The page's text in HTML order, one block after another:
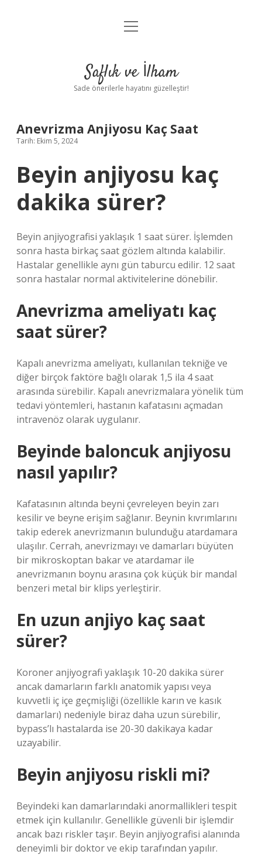
Anasayfa
Yasal Uyarı
menüyü
Saflık ve İlham
Sade önerilerle hayatını güzelleştir!
Anevrizma Anjiyosu Kaç Saat
Tarih: Ekim 5, 2024
Beyin anjiyosu kaç
dakika sürer?
Beyin anjiyografisi yaklaşık 1 saat sürer. İşlemden
sonra hasta birkaç saat gözlem altında kalabilir.
Hastalar genellikle aynı gün taburcu edilir. 12 saat
sonra hastalar normal aktivitelerine dönebilir.
Anevrizma ameliyatı kaç
saat sürer?
Kapalı anevrizma ameliyatı, kullanılan tekniğe ve
diğer birçok faktöre bağlı olarak 1,5 ila 4 saat
arasında sürebilir. Kapalı anevrizmalara yönelik tüm
tedavi yöntemleri, hastanın kafatasını açmadan
intravenöz olarak uygulanır.
Beyinde baloncuk anjiyosu
nasıl yapılır?
Kafatasının altında beyni çevreleyen beyin zarı
kesilir ve beyne erişim sağlanır. Beynin kıvrımlarını
takip ederek anevrizmanın bulunduğu atardamara
ulaşılır. Cerrah, anevrizmayı ve damarları büyüten
bir mikroskoptan bakar ve atardamar ile
anevrizmanın boynu arasına çok küçük bir mandal
benzeri metal bir klips yerleştirir.
En uzun anjiyo kaç saat
sürer?
Koroner anjiyografi yaklaşık 10-20 dakika sürer
ancak damarların farklı anatomik yapısı veya
kuvvetli iç içe geçmişliği (özellikle karın ve kasık
damarları) nedeniyle biraz daha uzun sürebilir,
bypass’lı hastalarda ise 20-30 dakikaya kadar
uzayabilir.
Beyin anjiyosu riskli mi?
Beyindeki kan damarlarındaki anormallikleri tespit
etmek için kullanılır. Genellikle güvenli bir işlemdir
ancak bazı riskler taşır. Beyin anjiyografisi alanında
deneyimli bir doktor ve ekip tarafından yapılır.